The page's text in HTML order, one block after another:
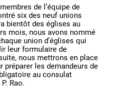
de l’équipe de
six des neuf unions
bientôt des églises au
mois, nous avons nommé
union d’églises qui
leur formulaire de
nous mettrons en place
préparer les demandeurs de
au consulat
Rao.